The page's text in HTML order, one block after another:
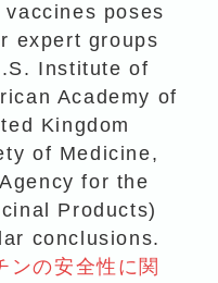
poses
expert groups
Institute of
Academy of
Kingdom
of Medicine,
for the
Products)
conclusions.
ンの安全性に関